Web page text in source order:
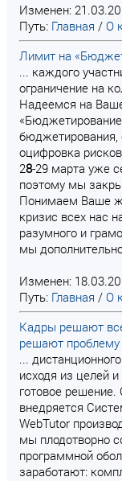
Изменен:
Путь: Главная / О
Лимит на
... каждого
ограничение на
Надеемся на
бюджетирования,
оцифровка
28-29 марта уже
поэтому мы
Понимаем Ваше
кризис всех нас
разумного и
мы
Изменен:
Путь: Главная / О
Кадры решают
решают проблему
...
исходя из целей
готовое решение.
внедряется
WebTutor
мы плодотворно
программной
заработают: